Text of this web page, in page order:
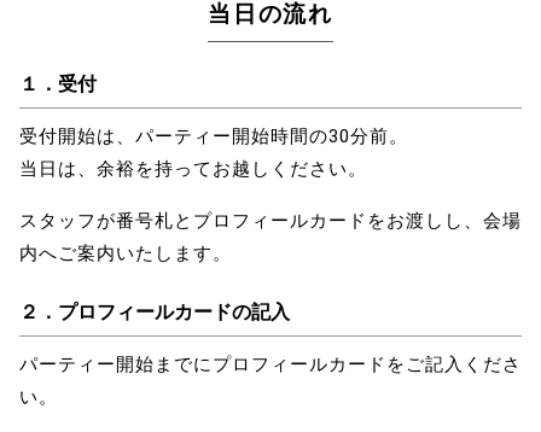
当日の流れ
１．受付
受付開始は、パーティー開始時間の30分前。
当日は、余裕を持ってお越しください。
スタッフが番号札とプロフィールカードをお渡しし、会場
内へご案内いたします。
２．プロフィールカードの記入
パーティー開始までにプロフィールカードをご記入くださ
い。